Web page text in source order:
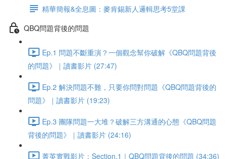
精華簡報&全息圖：麥肯錫新人邏輯思考5堂課
QBQ問題背後的問題
Ep.1 問題不斷重演？一個觀念幫你破解《QBQ問題背後
的問題》｜讀書影片 (27:47)
Ep.2 解決問題不難，只要你問對問題《QBQ問題背後的
問題》｜讀書影片 (19:23)
Ep.3 團隊問題一大堆？破解三方溝通的心態《QBQ問題
背後的問題》｜讀書影片 (24:16)
菁英實戰影片：Section.1｜QBQ問題背後的問題 (34:36)